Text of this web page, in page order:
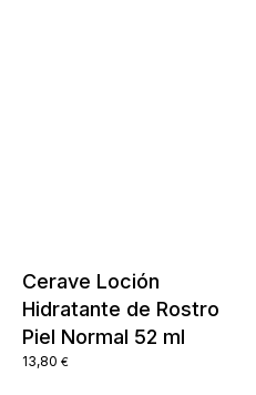
Cerave Loción
Hidratante de Rostro
Piel Normal 52 ml
13,80 €